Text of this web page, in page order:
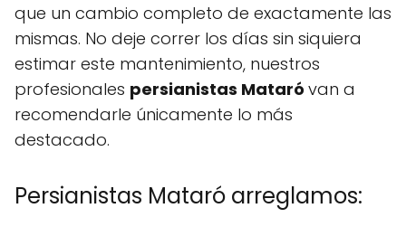
que un cambio completo de exactamente las
mismas. No deje correr los días sin siquiera
estimar este mantenimiento, nuestros
profesionales persianistas Mataró van a
recomendarle únicamente lo más
destacado.
Persianistas Mataró arreglamos: